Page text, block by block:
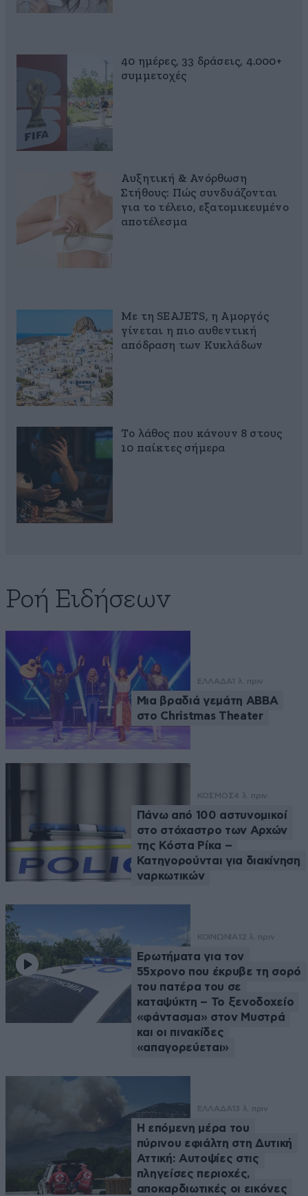
40 ημέρες, 33 δράσεις, 4.000+
συμμετοχές
Αυξητική & Ανόρθωση
Στήθους: Πώς συνδυάζονται
για το τέλειο, εξατομικευμένο
αποτέλεσμα
Με τη SEAJETS, η Αμοργός
γίνεται η πιο αυθεντική
απόδραση των Κυκλάδων
Το λάθος που κάνουν 8 στους
10 παίκτες σήμερα
Ροή Ειδήσεων
ΕΛΛΑΔΑ 1 λ. πριν
Μια βραδιά γεμάτη ABBA
στο Christmas Theater
ΚΟΣΜΟΣ4 λ. πριν
Πάνω από 100 αστυνομικοί
στο στόχαστρο των Αρχών
της Κόστα Ρίκα –
Κατηγορούνται για διακίνηση
ναρκωτικών
ΚΟΙΝΩΝΙΑ 12 λ. πριν
Ερωτήματα για τον
55χρονο που έκρυβε τη σορό
του πατέρα του σε
καταψύκτη – Το ξενοδοχείο
«φάντασμα» στον Μυστρά
και οι πινακίδες
«απαγορεύεται»
ΕΛΛΑΔΑ 13 λ. πριν
Η επόμενη μέρα του
πύρινου εφιάλτη στη Δυτική
Αττική: Αυτοψίες στις
πληγείσες περιοχές,
αποκαρδιωτικές οι εικόνες